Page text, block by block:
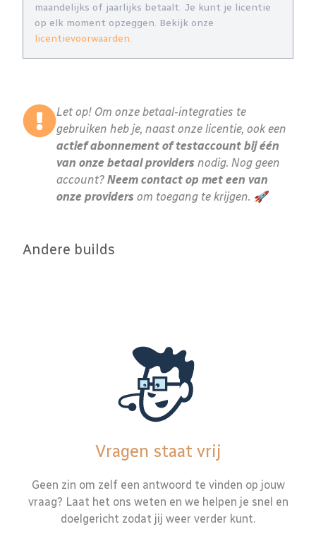
Let op! Om onze betaal-integraties te
gebruiken heb je, naast onze licentie, ook een
actief abonnement of testaccount bij één
van onze betaal providers nodig. Nog geen
account? Neem contact op met een van
onze providers om toegang te krijgen. 🚀
Andere builds
maandelijks of jaarlijks betaalt. Je kunt je licentie
op elk moment opzeggen. Bekijk onze
licentievoorwaarden.
Vragen staat vrij
Geen zin om zelf een antwoord te vinden op jouw
vraag? Laat het ons weten en we helpen je snel en
doelgericht zodat jij weer verder kunt.